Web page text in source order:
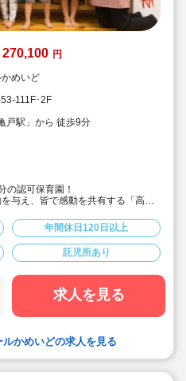
270,100 円
めいど
111F･2F
戸駅」から 徒歩9分
の認可保育園！
与え、皆で感動を共有する「高品
、触れるなど豊かな感性と互換が
わっています！
ズ独自の「マトリクス保育」を行
年間休日120日以上
託児所あり
求人を見る
かめいどの求人を見る